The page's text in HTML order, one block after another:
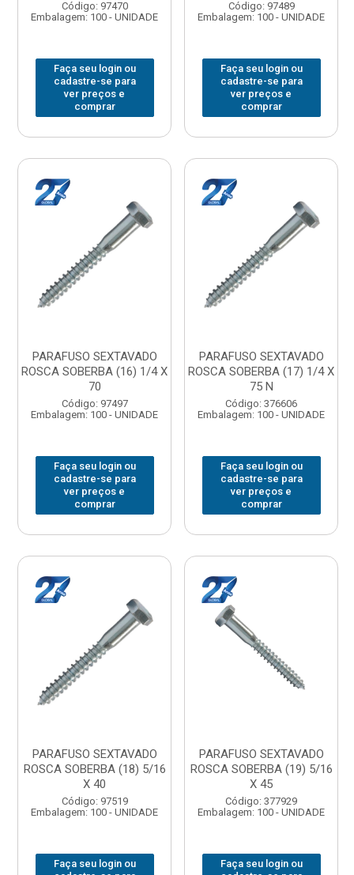
Código: 97470
Embalagem: 100 - UNIDADE
Faça seu login ou
cadastre-se para
ver preços e
comprar
Código: 97489
Embalagem: 100 - UNIDADE
Faça seu login ou
cadastre-se para
ver preços e
comprar
PARAFUSO SEXTAVADO
ROSCA SOBERBA (16) 1/4 X
70
Código: 97497
Embalagem: 100 - UNIDADE
Faça seu login ou
cadastre-se para
ver preços e
comprar
PARAFUSO SEXTAVADO
ROSCA SOBERBA (17) 1/4 X
75 N
Código: 376606
Embalagem: 100 - UNIDADE
Faça seu login ou
cadastre-se para
ver preços e
comprar
PARAFUSO SEXTAVADO
ROSCA SOBERBA (18) 5/16
X 40
Código: 97519
Embalagem: 100 - UNIDADE
Faça seu login ou
PARAFUSO SEXTAVADO
ROSCA SOBERBA (19) 5/16
X 45
Código: 377929
Embalagem: 100 - UNIDADE
Faça seu login ou